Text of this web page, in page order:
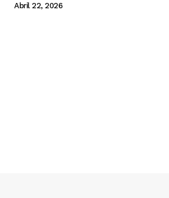
Abril 22, 2026